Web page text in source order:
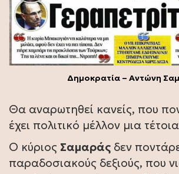
Δημοκρατία – Αντώνη
Θα αναρωτηθεί κανείς, που
έχει πολιτικό μέλλον μια
Ο κύριος Σαμαράς δεν
παραδοσιακούς δεξιούς, που